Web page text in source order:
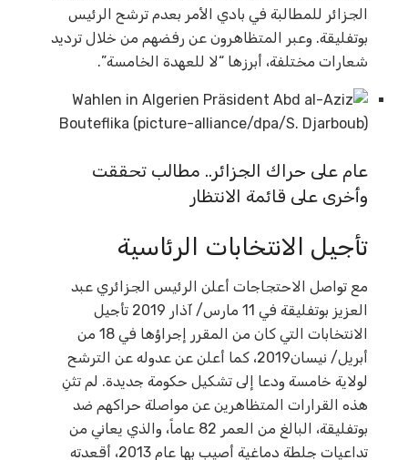
الجزائر للمطالبة في بادي الأمر بعدم ترشح الرئيس
بوتفليقة. وعبر المتظاهرون عن رفضهم من خلال ترديد
شعارات مختلفة، أبرزها “لا للعهدة الخامسة”.
عام على حراك الجزائر.. مطالب تحققت
وأخرى على قائمة الانتظار
تأجيل الانتخابات الرئاسية
مع تواصل الاحتجاجات أعلن الرئيس الجزائري عبد
العزيز بوتفليقة في 11 مارس/ آذار 2019 تأجيل
الانتخابات التي كان من المقرر إجراؤها في 18 من
أبريل/ نيسان2019، كما أعلن عن عدوله عن الترشح
لولاية خامسة ودعا إلى تشكيل حكومة جديدة. لم تثنِ
هذه القرارات المتظاهرين عن مواصلة حراكهم ضد
بوتفليقة، البالغ من العمر 82 عاماً، والذي يعاني من
تداعيات جلطة دماغية أصيب بها عام 2013، أقعدته